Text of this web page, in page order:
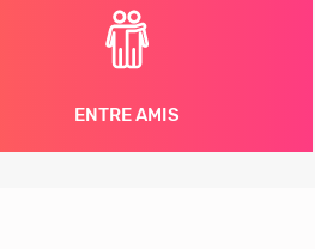
ENTRE AMIS